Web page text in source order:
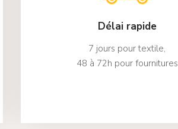
Délai rapide
7 jours pour textile,
48 à 72h pour fournitures